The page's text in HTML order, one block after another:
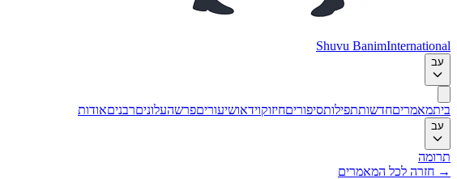
Shuvu BanimInternational
עב
ביתמאמריםחדשותתפילותסיפוריםחיזוקוידאושיעוריםפרשהעלוניםרבניםאודות
עב
תרומה
→ חזרה לכל המאמרים